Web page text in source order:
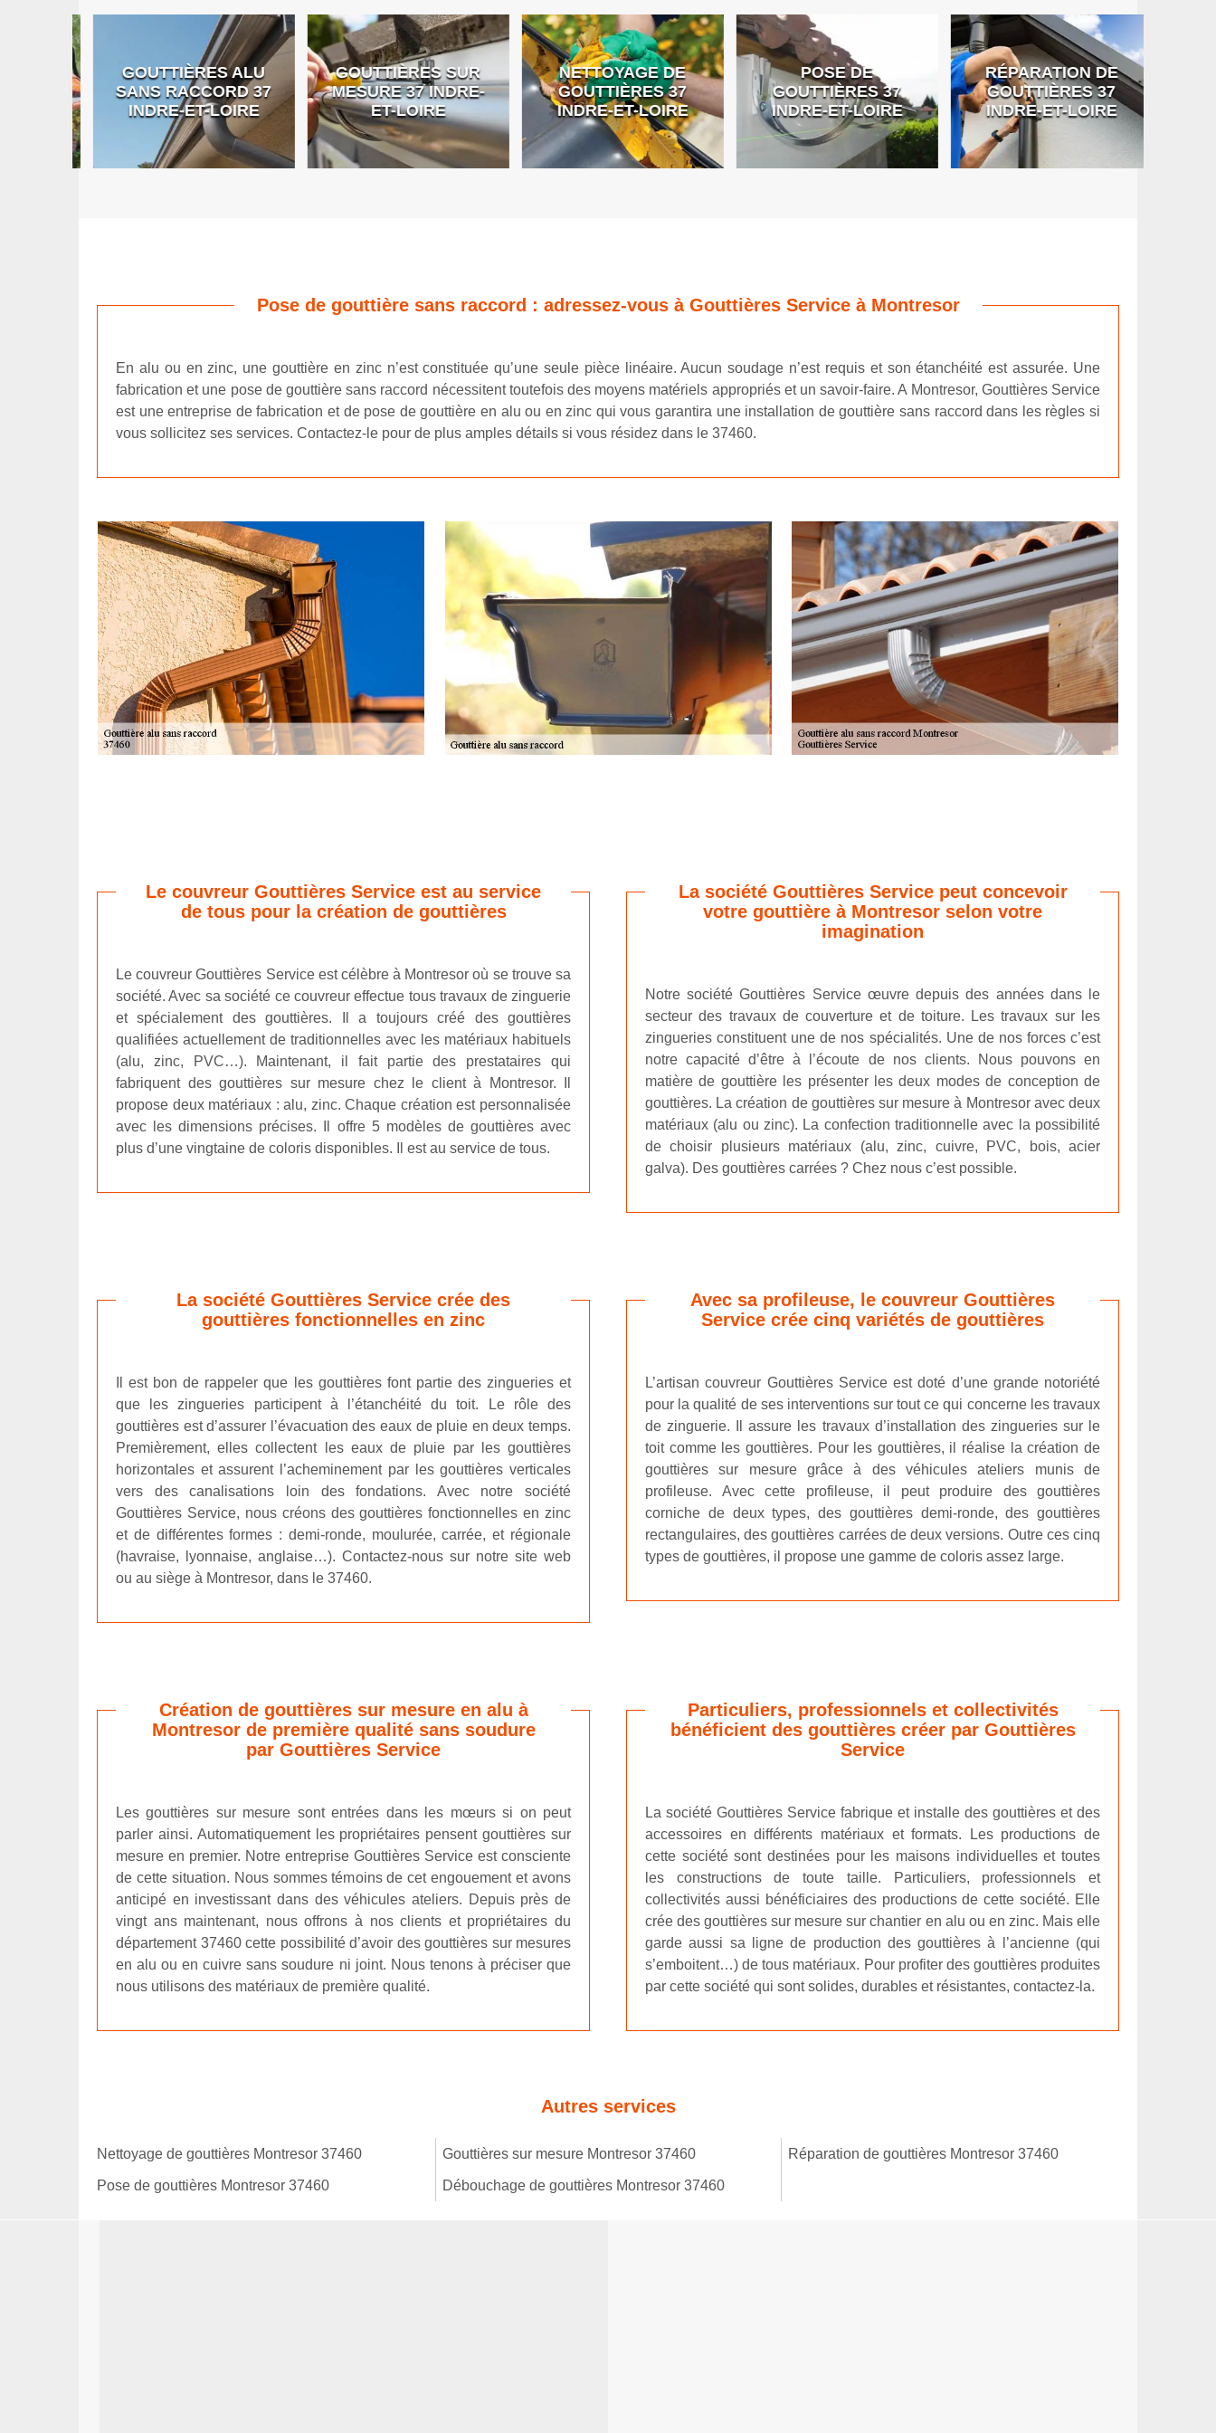
GOUTTIÈRES ALU
SANS RACCORD 37
INDRE-ET-LOIRE
GOUTTIÈRES SUR
MESURE 37 INDRE-
ET-LOIRE
NETTOYAGE DE
GOUTTIÈRES 37
INDRE-ET-LOIRE
POSE DE
GOUTTIÈRES 37
INDRE-ET-LOIRE
RÉPARATION DE
GOUTTIÈRES 37
INDRE-ET-LOIRE
Pose de gouttière sans raccord : adressez-vous à Gouttières Service à Montresor
En alu ou en zinc, une gouttière en zinc n’est constituée qu’une seule pièce linéaire. Aucun soudage n’est requis et son étanchéité est assurée. Une
fabrication et une pose de gouttière sans raccord nécessitent toutefois des moyens matériels appropriés et un savoir-faire. A Montresor, Gouttières Service
est une entreprise de fabrication et de pose de gouttière en alu ou en zinc qui vous garantira une installation de gouttière sans raccord dans les règles si
vous sollicitez ses services. Contactez-le pour de plus amples détails si vous résidez dans le 37460.
Le couvreur Gouttières Service est au service
de tous pour la création de gouttières
Le couvreur Gouttières Service est célèbre à Montresor où se trouve sa
société. Avec sa société ce couvreur effectue tous travaux de zinguerie
et spécialement des gouttières. Il a toujours créé des gouttières
qualifiées actuellement de traditionnelles avec les matériaux habituels
(alu, zinc, PVC…). Maintenant, il fait partie des prestataires qui
fabriquent des gouttières sur mesure chez le client à Montresor. Il
propose deux matériaux : alu, zinc. Chaque création est personnalisée
avec les dimensions précises. Il offre 5 modèles de gouttières avec
plus d’une vingtaine de coloris disponibles. Il est au service de tous.
La société Gouttières Service peut concevoir
votre gouttière à Montresor selon votre
imagination
Notre société Gouttières Service œuvre depuis des années dans le
secteur des travaux de couverture et de toiture. Les travaux sur les
zingueries constituent une de nos spécialités. Une de nos forces c’est
notre capacité d’être à l’écoute de nos clients. Nous pouvons en
matière de gouttière les présenter les deux modes de conception de
gouttières. La création de gouttières sur mesure à Montresor avec deux
matériaux (alu ou zinc). La confection traditionnelle avec la possibilité
de choisir plusieurs matériaux (alu, zinc, cuivre, PVC, bois, acier
galva). Des gouttières carrées ? Chez nous c’est possible.
La société Gouttières Service crée des
gouttières fonctionnelles en zinc
Il est bon de rappeler que les gouttières font partie des zingueries et
que les zingueries participent à l’étanchéité du toit. Le rôle des
gouttières est d’assurer l’évacuation des eaux de pluie en deux temps.
Premièrement, elles collectent les eaux de pluie par les gouttières
horizontales et assurent l’acheminement par les gouttières verticales
vers des canalisations loin des fondations. Avec notre société
Gouttières Service, nous créons des gouttières fonctionnelles en zinc
et de différentes formes : demi-ronde, moulurée, carrée, et régionale
(havraise, lyonnaise, anglaise…). Contactez-nous sur notre site web
ou au siège à Montresor, dans le 37460.
Avec sa profileuse, le couvreur Gouttières
Service crée cinq variétés de gouttières
L’artisan couvreur Gouttières Service est doté d’une grande notoriété
pour la qualité de ses interventions sur tout ce qui concerne les travaux
de zinguerie. Il assure les travaux d’installation des zingueries sur le
toit comme les gouttières. Pour les gouttières, il réalise la création de
gouttières sur mesure grâce à des véhicules ateliers munis de
profileuse. Avec cette profileuse, il peut produire des gouttières
corniche de deux types, des gouttières demi-ronde, des gouttières
rectangulaires, des gouttières carrées de deux versions. Outre ces cinq
types de gouttières, il propose une gamme de coloris assez large.
Création de gouttières sur mesure en alu à
Montresor de première qualité sans soudure
par Gouttières Service
Les gouttières sur mesure sont entrées dans les mœurs si on peut
parler ainsi. Automatiquement les propriétaires pensent gouttières sur
mesure en premier. Notre entreprise Gouttières Service est consciente
de cette situation. Nous sommes témoins de cet engouement et avons
anticipé en investissant dans des véhicules ateliers. Depuis près de
vingt ans maintenant, nous offrons à nos clients et propriétaires du
département 37460 cette possibilité d’avoir des gouttières sur mesures
en alu ou en cuivre sans soudure ni joint. Nous tenons à préciser que
nous utilisons des matériaux de première qualité.
Particuliers, professionnels et collectivités
bénéficient des gouttières créer par Gouttières
Service
La société Gouttières Service fabrique et installe des gouttières et des
accessoires en différents matériaux et formats. Les productions de
cette société sont destinées pour les maisons individuelles et toutes
les constructions de toute taille. Particuliers, professionnels et
collectivités aussi bénéficiaires des productions de cette société. Elle
crée des gouttières sur mesure sur chantier en alu ou en zinc. Mais elle
garde aussi sa ligne de production des gouttières à l’ancienne (qui
s’emboitent…) de tous matériaux. Pour profiter des gouttières produites
par cette société qui sont solides, durables et résistantes, contactez-la.
Autres services
Nettoyage de gouttières Montresor 37460
Pose de gouttières Montresor 37460
Gouttières sur mesure Montresor 37460
Débouchage de gouttières Montresor 37460
Réparation de gouttières Montresor 37460